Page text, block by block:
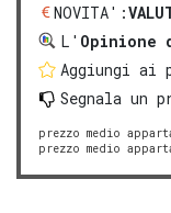
NOVITA':
L' Opinione
Aggiungi ai
Segnala un
prezzo medio
prezzo medio